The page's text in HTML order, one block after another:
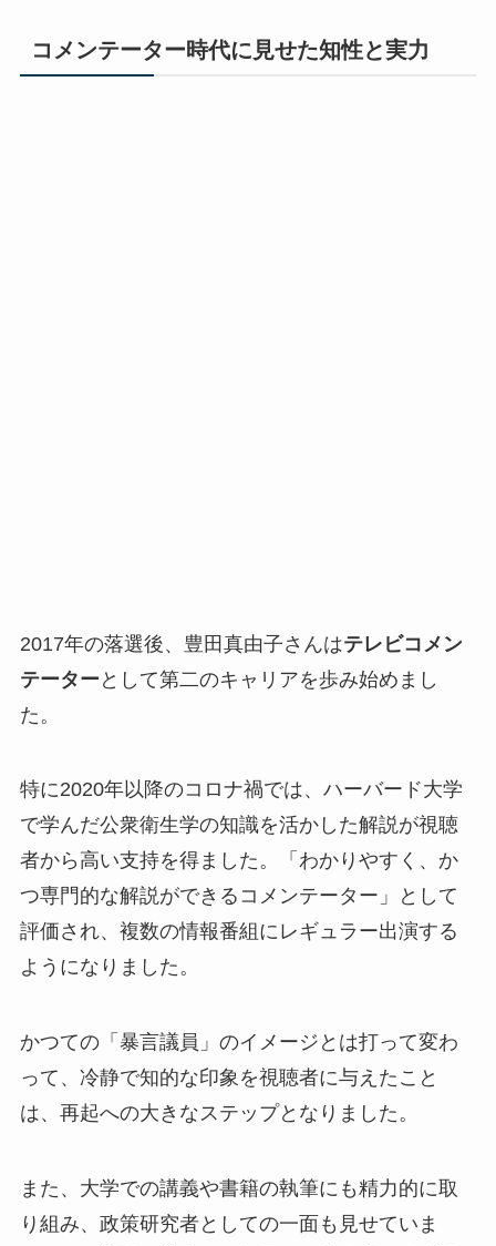
コメンテーター時代に見せた知性と実力
2017年の落選後、豊田真由子さんはテレビコメン
テーター として第二のキャリアを歩み始めまし
た。
特に2020年以降のコロナ禍では、ハーバード大学
で学んだ公衆衛生学の知識を活かした解説が視聴
者から高い支持を得ました。「わかりやすく、か
つ専門的な解説ができるコメンテーター」として
評価され、複数の情報番組にレギュラー出演する
ようになりました。
かつての「暴言議員」のイメージとは打って変わ
って、冷静で知的な印象を視聴者に与えた こと
は、再起への大きなステップとなりました。
また、大学での講義や書籍の執筆にも精力的に取
り組み、政策研究者としての一面も見せていま